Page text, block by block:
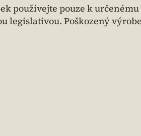
používejte pouze k
legislativou. Poškozený